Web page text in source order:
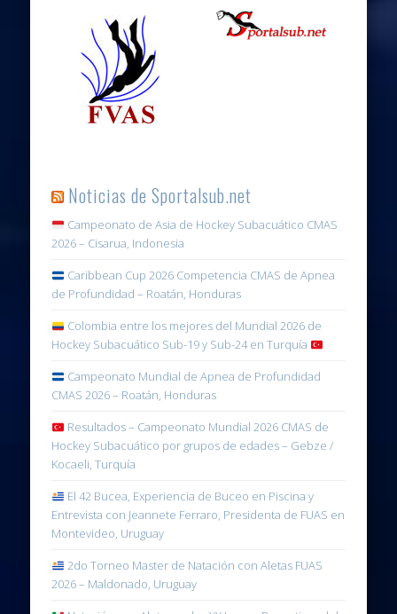
Noticias de Sportalsub.net
Campeonato de Asia de Hockey Subacuático CMAS
2026 – Cisarua, Indonesia
Caribbean Cup 2026 Competencia CMAS de Apnea
de Profundidad – Roatán, Honduras
Colombia entre los mejores del Mundial 2026 de
Hockey Subacuático Sub-19 y Sub-24 en Turquía
Campeonato Mundial de Apnea de Profundidad
CMAS 2026 – Roatán, Honduras
Resultados – Campeonato Mundial 2026 CMAS de
Hockey Subacuático por grupos de edades – Gebze /
Kocaeli, Turquía
El 42 Bucea, Experiencia de Buceo en Piscina y
Entrevista con Jeannete Ferraro, Presidenta de FUAS en
Montevideo, Uruguay
2do Torneo Master de Natación con Aletas FUAS
2026 – Maldonado, Uruguay